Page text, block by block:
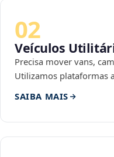
02
Veículos
Precisa mover vans,
Utilizamos plataformas
SAIBA MAIS